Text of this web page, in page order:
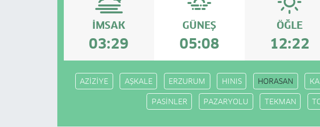
İMSAK
03:29
GÜNEŞ
05:08
ÖĞLE
12:22
AZİZİYE AŞKALE ERZURUM HINIS HORASAN
PASİNLER PAZARYOLU TEKMAN